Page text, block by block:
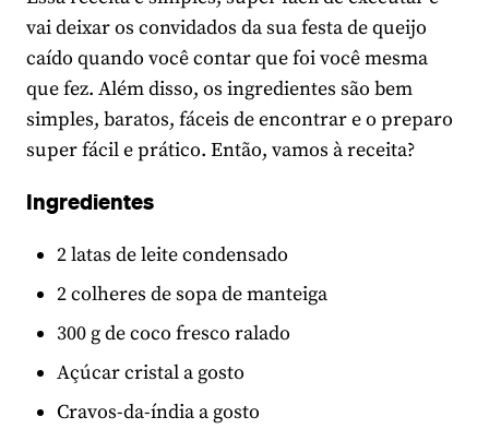
vai deixar os convidados da sua festa de queijo
caído quando você contar que foi você mesma
que fez. Além disso, os ingredientes são bem
simples, baratos, fáceis de encontrar e o preparo
super fácil e prático. Então, vamos à receita?
Ingredientes
2 latas de leite condensado
2 colheres de sopa de manteiga
300 g de coco fresco ralado
Açúcar cristal a gosto
Cravos-da-índia a gosto